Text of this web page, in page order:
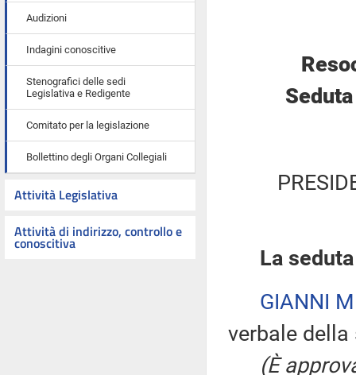
Audizioni
Indagini conoscitive
Stenografici delle sedi
Legislativa e Redigente
Comitato per la legislazione
Bollettino degli Organi Collegiali
Attività Legislativa
Attività di indirizzo, controllo e
conoscitiva
La
GIANNI
verbale
(È